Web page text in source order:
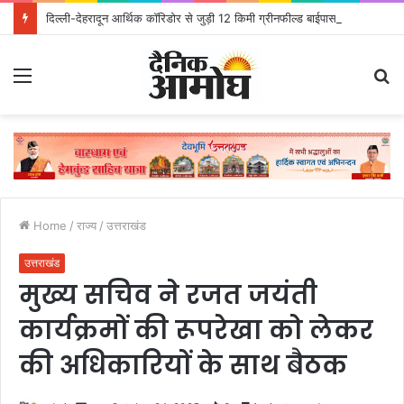
Home / राज्य / उत्तराखंड
उत्तराखंड
मुख्य सचिव ने रजत जयंती
कार्यक्रमों की रूपरेखा को लेकर
की अधिकारियों के साथ बैठक